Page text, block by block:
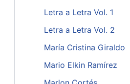
Letra a Letra Vol. 1
Letra a Letra Vol. 2
María Cristina Giraldo
Mario Elkin Ramírez